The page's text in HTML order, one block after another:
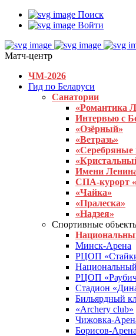
Поиск
Войти
Матч-центр
ЧМ-2026
Гид по Беларуси
Санатории
«Романтика
Интервью с
«Озёрный»
«Ветразь»
«Серебряные
Имени
СПА-курорт
«Чайка»
«Пралеска»
«Надзея»
Спортивные
Минск-Арена
РЦОП
РЦОП
Стадион
Бильярдный
«Archery club»
Чижовка-
Борисов-Арена